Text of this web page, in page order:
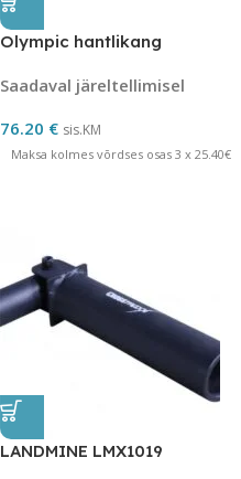
Olympic hantlikang
Saadaval järeltellimisel
76.20 € sis.KM
Maksa kolmes võrdses osas 3 x 25.40€
LANDMINE LMX1019